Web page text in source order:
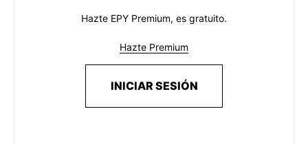
Hazte EPY Premium, es gratuito.
Hazte Premium
INICIAR SESIÓN